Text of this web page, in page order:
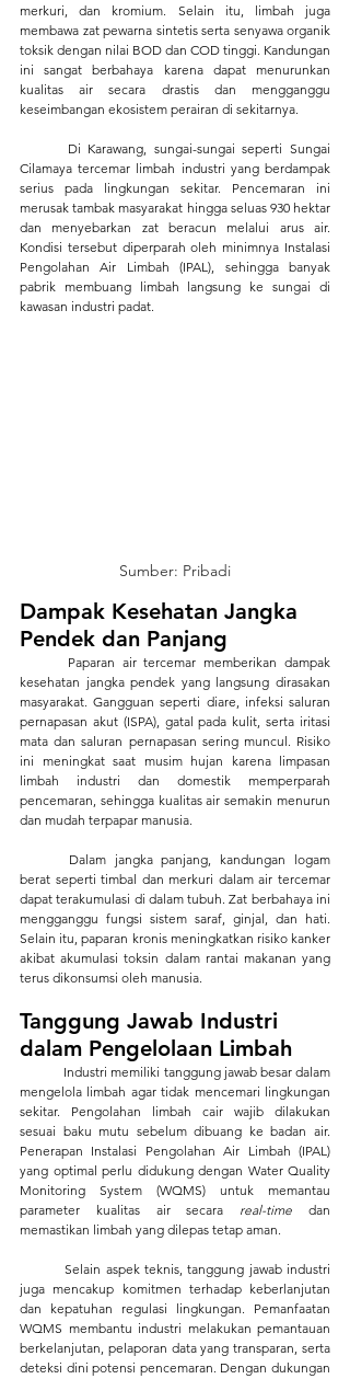
merkuri, dan kromium. Selain itu, limbah juga
membawa zat pewarna sintetis serta senyawa organik
toksik dengan nilai BOD dan COD tinggi. Kandungan
ini sangat berbahaya karena dapat menurunkan
kualitas air secara drastis dan mengganggu
keseimbangan ekosistem perairan di sekitarnya.
Cilamaya tercemar limbah industri yang berdampak
serius pada lingkungan sekitar. Pencemaran ini
merusak tambak masyarakat hingga seluas 930 hektar
dan menyebarkan zat beracun melalui arus air.
Kondisi tersebut diperparah oleh minimnya Instalasi
Pengolahan Air Limbah (IPAL), sehingga banyak
pabrik membuang limbah langsung ke sungai di
kawasan industri padat.
Sumber: Pribadi
Dampak Kesehatan Jangka
Pendek dan Panjang
kesehatan jangka pendek yang langsung dirasakan
masyarakat. Gangguan seperti diare, infeksi saluran
pernapasan akut (ISPA), gatal pada kulit, serta iritasi
mata dan saluran pernapasan sering muncul. Risiko
ini meningkat saat musim hujan karena limpasan
limbah industri dan domestik memperparah
pencemaran, sehingga kualitas air semakin menurun
dan mudah terpapar manusia.
berat seperti timbal dan merkuri dalam air tercemar
dapat terakumulasi di dalam tubuh. Zat berbahaya ini
mengganggu fungsi sistem saraf, ginjal, dan hati.
Selain itu, paparan kronis meningkatkan risiko kanker
akibat akumulasi toksin dalam rantai makanan yang
terus dikonsumsi oleh manusia.
Tanggung Jawab Industri
dalam Pengelolaan Limbah
mengelola limbah agar tidak mencemari lingkungan
sekitar. Pengolahan limbah cair wajib dilakukan
sesuai baku mutu sebelum dibuang ke badan air.
Penerapan Instalasi Pengolahan Air Limbah (IPAL)
yang optimal perlu didukung dengan Water Quality
Monitoring System (WQMS) untuk memantau
parameter kualitas air secara real-time dan
memastikan limbah yang dilepas tetap aman.
	Selain aspek teknis, tanggung jawab industri
juga mencakup komitmen terhadap keberlanjutan
dan kepatuhan regulasi lingkungan. Pemanfaatan
WQMS membantu industri melakukan pemantauan
berkelanjutan, pelaporan data yang transparan, serta
deteksi dini potensi pencemaran. Dengan dukungan